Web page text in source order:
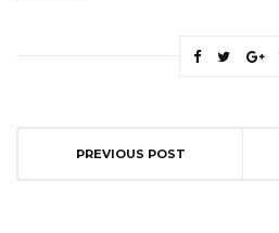
PREVIOUS POST